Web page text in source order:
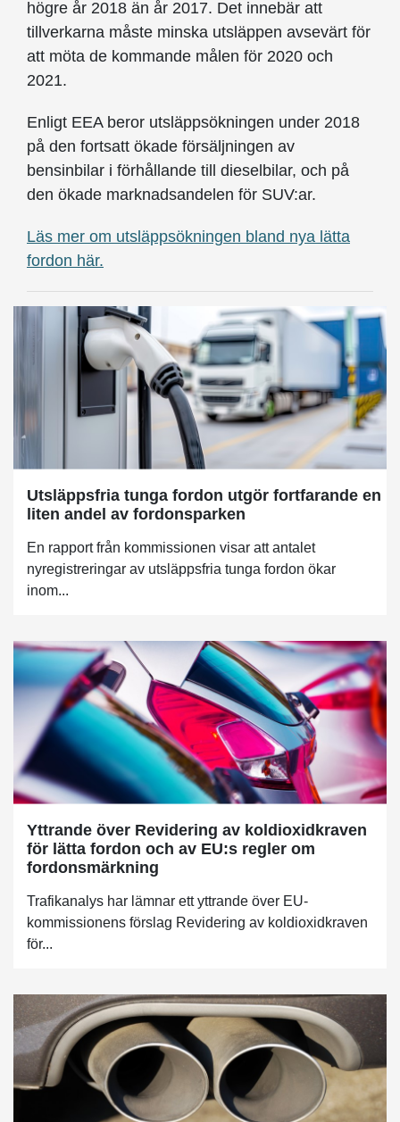
högre år 2018 än år 2017. Det innebär att
tillverkarna måste minska utsläppen avsevärt för
att möta de kommande målen för 2020 och
2021.
Enligt EEA beror utsläppsökningen under 2018
på den fortsatt ökade försäljningen av
bensinbilar i förhållande till dieselbilar, och på
den ökade marknadsandelen för SUV:ar.
Läs mer om utsläppsökningen bland nya lätta
fordon här.
Utsläppsfria tunga fordon utgör fortfarande en
liten andel av fordonsparken
En rapport från kommissionen visar att antalet
nyregistreringar av utsläppsfria tunga fordon ökar
inom...
Yttrande över Revidering av koldioxidkraven
för lätta fordon och av EU:s regler om
fordonsmärkning
Trafikanalys har lämnar ett yttrande över EU-
kommissionens förslag Revidering av koldioxidkraven
för...